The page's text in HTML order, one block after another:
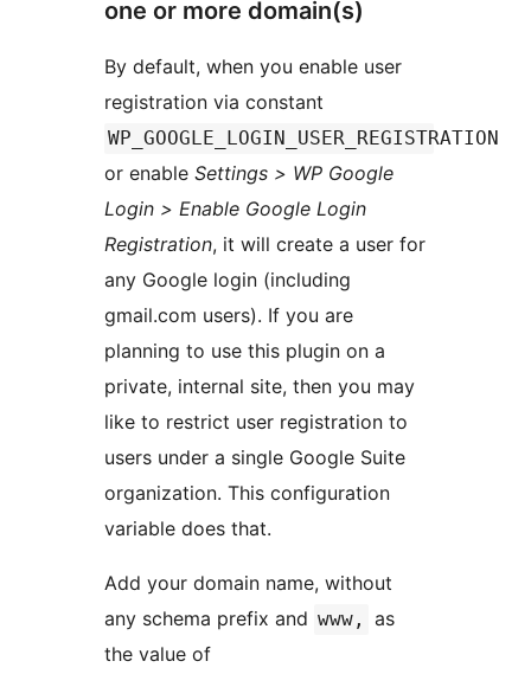
one or more domain(s)
By default, when you enable user
registration via constant
WP_GOOGLE_LOGIN_USER_REGISTRATION
or enable Settings > WP Google
Login > Enable Google Login
Registration, it will create a user for
any Google login (including
gmail.com users). If you are
planning to use this plugin on a
private, internal site, then you may
like to restrict user registration to
users under a single Google Suite
organization. This configuration
variable does that.
Add your domain name, without
any schema prefix and www,
as
the value of